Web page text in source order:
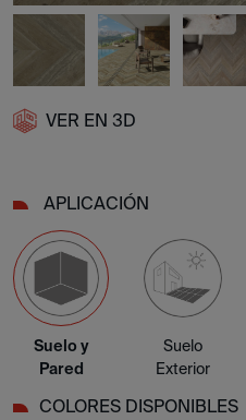
VER EN 3D
APLICACIÓN
Suelo y
Pared
Suelo
Exterior
COLORES DISPONIBLES